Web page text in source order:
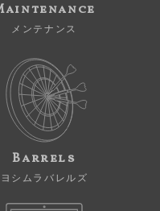
メンテナンス
Barrels
ヨシムラバレルズ